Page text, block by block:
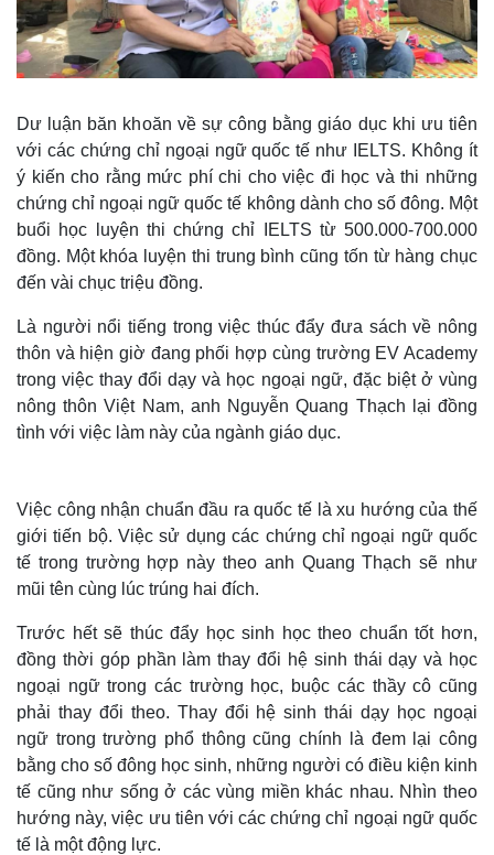
Thế giới
Multimedia
Dư luận băn khoăn về sự công bằng giáo dục khi ưu tiên
với các chứng chỉ ngoại ngữ quốc tế như IELTS. Không ít
ý kiến cho rằng mức phí chi cho việc đi học và thi những
chứng chỉ ngoại ngữ quốc tế không dành cho số đông. Một
buổi học luyện thi chứng chỉ IELTS từ 500.000-700.000
đồng. Một khóa luyện thi trung bình cũng tốn từ hàng chục
đến vài chục triệu đồng.
Là người nổi tiếng trong việc thúc đẩy đưa sách về nông
thôn và hiện giờ đang phối hợp cùng trường EV Academy
trong việc thay đổi dạy và học ngoại ngữ, đặc biệt ở vùng
nông thôn Việt Nam, anh Nguyễn Quang Thạch lại đồng
tình với việc làm này của ngành giáo dục.
Việc công nhận chuẩn đầu ra quốc tế là xu hướng của thế
giới tiến bộ. Việc sử dụng các chứng chỉ ngoại ngữ quốc
tế trong trường hợp này theo anh Quang Thạch sẽ như
mũi tên cùng lúc trúng hai đích.
Trước hết sẽ thúc đẩy học sinh học theo chuẩn tốt hơn,
đồng thời góp phần làm thay đổi hệ sinh thái dạy và học
ngoại ngữ trong các trường học, buộc các thầy cô cũng
phải thay đổi theo. Thay đổi hệ sinh thái dạy học ngoại
ngữ trong trường phổ thông cũng chính là đem lại công
bằng cho số đông học sinh, những người có điều kiện kinh
tế cũng như sống ở các vùng miền khác nhau. Nhìn theo
hướng này, việc ưu tiên với các chứng chỉ ngoại ngữ quốc
tế là một động lực.